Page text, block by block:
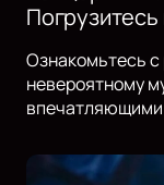
Ознакомьтесь
невероятному
впечатляющими